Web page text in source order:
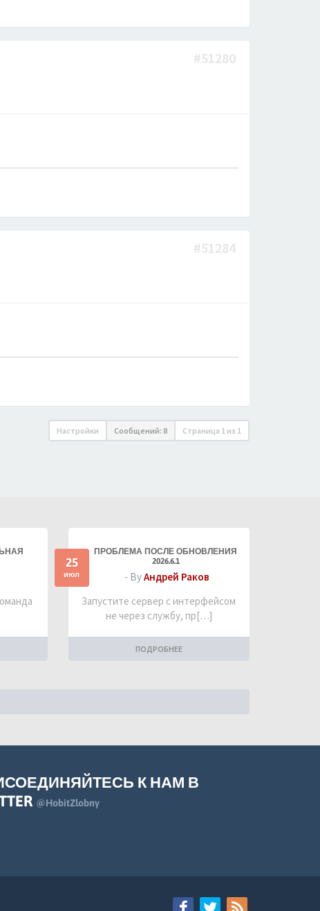
#51280
#51284
Настройки Сообщений: 8 Страница 1 из 1
25
июл
ПРОБЛЕМА ПОСЛЕ ОБНОВЛЕНИЯ
2026.6.1
- ByАндрей Раков
Запустите сервер с интерфейсом
не через службу, пр[…]
ПОДРОБНЕЕ
К НАМ В
@HobitZlobny